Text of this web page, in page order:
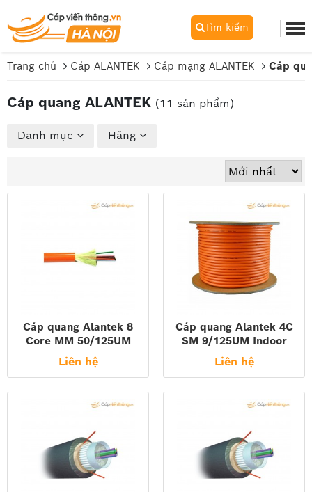
Tìm kiếm
Trang chủ Cáp ALANTEK Cáp mạng ALANTEK Cáp
Cáp quang ALANTEK (11 sản phẩm)
Danh mục Hãng
Cáp quang Alantek 8
Core MM 50/125UM
Indoor Distribution FO
Cable, LSZH Jacket
306-553008-Y0LS
Liên hệ
Cáp quang Alantek 4C
SM 9/125UM Indoor
LSZH jacket 306-
773004-Y0LS
Liên hệ